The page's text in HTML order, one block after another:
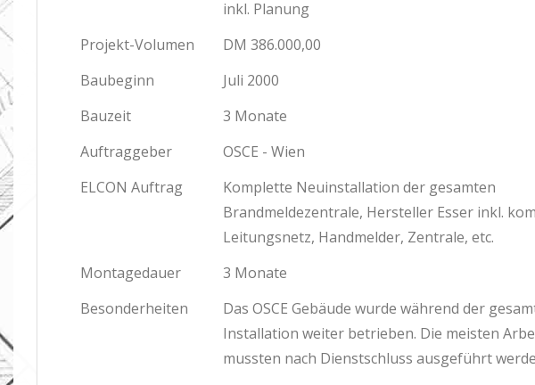
inkl. Planung
Projekt-Volumen
DM 386.000,00
Baubeginn
Juli 2000
Bauzeit
3 Monate
Auftraggeber
OSCE - Wien
ELCON Auftrag
Komplette Neuinstallation der gesamten
Brandmeldezentrale, Hersteller Esser inkl.
Leitungsnetz, Handmelder, Zentrale, etc.
Montagedauer
3 Monate
Besonderheiten
Das OSCE Gebäude wurde während der
Installation weiter betrieben. Die meisten
mussten nach Dienstschluss ausgeführt